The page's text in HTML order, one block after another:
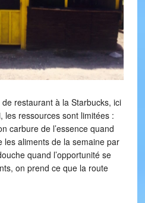
restaurant à la Starbucks, ici
les ressources sont limitées :
carbure de l’essence quand
les aliments de la semaine par
quand l’opportunité se
on prend ce que la route